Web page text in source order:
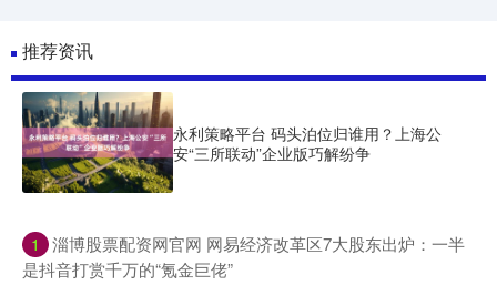
推荐资讯
永利策略平台 码头泊位归谁用？上海公
安“三所联动”企业版巧解纷争
1
​淄博股票配资网官网 网易经济改革区7大股东出炉：一半
是抖音打赏千万的“氪金巨佬”